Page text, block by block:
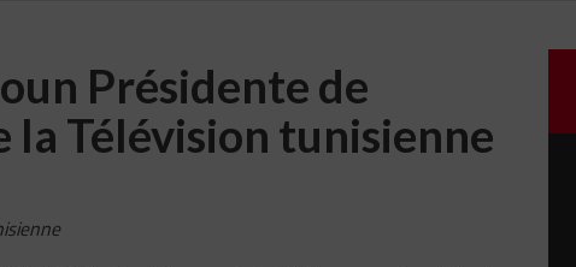
Présidente de
la Télévision tunisienne